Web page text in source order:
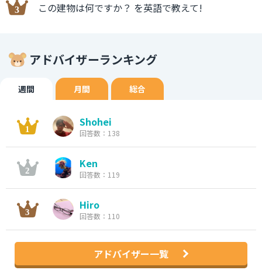
この建物は何ですか？ を英語で教えて!
アドバイザーランキング
週間 月間 総合
Shohei
回答数：138
Ken
回答数：119
Hiro
回答数：110
アドバイザー一覧